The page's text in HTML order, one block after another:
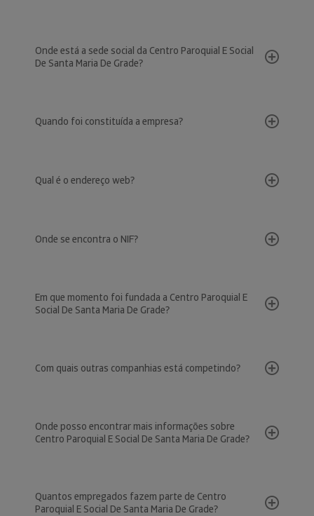
Onde está a sede social da Centro Paroquial E Social
De Santa Maria De Grade?
Quando foi constituída a empresa?
Qual é o endereço web?
Onde se encontra o NIF?
Em que momento foi fundada a Centro Paroquial E
Social De Santa Maria De Grade?
Com quais outras companhias está competindo?
Onde posso encontrar mais informações sobre
Centro Paroquial E Social De Santa Maria De Grade?
Quantos empregados fazem parte de Centro
Paroquial E Social De Santa Maria De Grade?